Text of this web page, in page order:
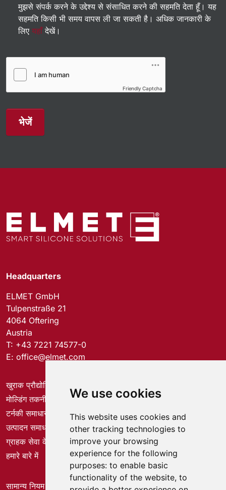
We use cookies
This website uses cookies and
other tracking technologies to
improve your browsing
experience for the following
purposes: to enable basic
functionality of the website, to
मुझसे संपर्क करने के उद्देश्य से संसाधित करने की सहमति देता हूँ। यह
सहमति किसी भी समय वापस ली जा सकती है। अधिक जानकारी के
लिए यहाँदेखें।
Friendly Captcha
भेजें
Headquarters
ELMET GmbH
Tulpenstraße 21
4064 Oftering
Austria
T: +43 7221 74577-0
E: office@elmet.com
खुराक प्रौद्योगिकी
मोल्डिंग तकनीक
टर्नकी समाधान
उत्पादन समाधान
ग्राहक सेवा केंद्र
हमारे बारे में
सामान्य नियम और शर्तें